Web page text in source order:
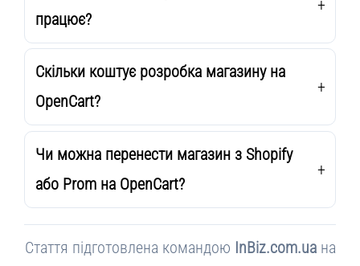
працює?
Скільки коштує розробка магазину на
OpenCart?
Чи можна перенести магазин з Shopify
або Prom на OpenCart?
Стаття підготовлена командою InBiz.com.uaна